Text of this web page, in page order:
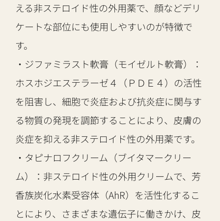
える非ステロイド性の外用薬で、顔などデリ
ケートな部位にも使用しやすいのが特徴で
す。
・ジファミラスト軟膏（モイゼルト軟膏）：
ホスホジエステラーゼ４（ＰＤＥ４）の活性
を阻害し、細胞で炎症および抗炎症に関与す
る物質の発現を調節することにより、皮膚の
炎症を抑える非ステロイド性の外用薬です。
・タピナロフクリーム（ブイタマークリー
ム）：非ステロイド性の外用クリームで、芳
香族炭化水素受容体（AhR）を活性化するこ
とにより、さまざまな遺伝子に働きかけ、皮